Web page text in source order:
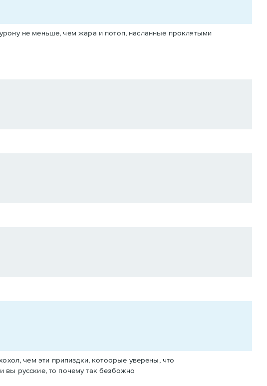
не меньше, чем жара и потоп, насланные проклятыми
чем эти припиздки, котоорые уверены, что
русские, то почему так безбожно